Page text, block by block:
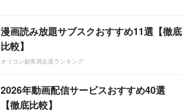
漫画読み放題サブスクおすすめ11選【徹底
比較】
オリコン顧客満足度ランキング
2026年動画配信サービスおすすめ40選
【徹底比較】